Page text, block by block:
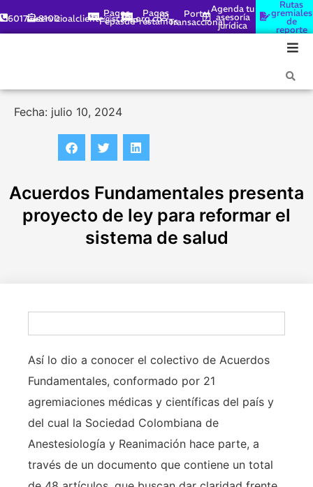
6017448100servicioalcliente@scare.org.co
Pagos
Fepasde
Pagos
Préstamos
Portal
Transaccional
Agenda tu
asesoría
jurídica
Rutas
gremiales
de
reporte
Fecha: julio 10, 2024
Acuerdos Fundamentales presenta
proyecto de ley para reformar el
sistema de salud
Así lo dio a conocer el colectivo de Acuerdos
Fundamentales, conformado por 21
agremiaciones médicas y científicas del país y
del cual la Sociedad Colombiana de
Anestesiología y Reanimación hace parte, a
través de un documento que contiene un total